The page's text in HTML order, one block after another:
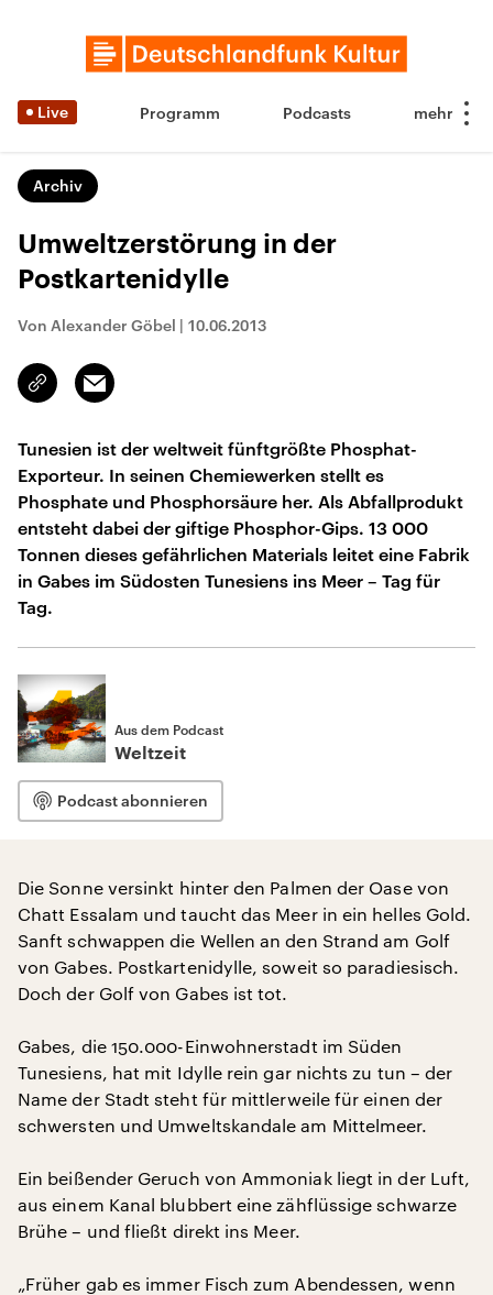
Live Programm Podcasts
Archiv
Umweltzerstörung in der
Postkartenidylle
Von Alexander Göbel | 10.06.2013
Link
kopieren/teilen
Email
Tunesien ist der weltweit fünftgrößte Phosphat-
Exporteur. In seinen Chemiewerken stellt es
Phosphate und Phosphorsäure her. Als Abfallprodukt
entsteht dabei der giftige Phosphor-Gips. 13 000
Tonnen dieses gefährlichen Materials leitet eine Fabrik
in Gabes im Südosten Tunesiens ins Meer – Tag für
Tag.
Aus dem Podcast
Weltzeit
Podcast abonnieren
Die Sonne versinkt hinter den Palmen der Oase von
Chatt Essalam und taucht das Meer in ein helles Gold.
Sanft schwappen die Wellen an den Strand am Golf
von Gabes. Postkartenidylle, soweit so paradiesisch.
Doch der Golf von Gabes ist tot.
Gabes, die 150.000-Einwohnerstadt im Süden
Tunesiens, hat mit Idylle rein gar nichts zu tun – der
Name der Stadt steht für mittlerweile für einen der
schwersten und Umweltskandale am Mittelmeer.
Ein beißender Geruch von Ammoniak liegt in der Luft,
aus einem Kanal blubbert eine zähflüssige schwarze
Brühe – und fließt direkt ins Meer.
„Früher gab es immer Fisch zum Abendessen, wenn